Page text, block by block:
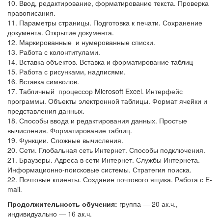
10. Ввод, редактирование, форматирование текста. Проверка
правописания.
11. Параметры страницы. Подготовка к печати. Сохранение
документа. Открытие документа.
12. Маркированные и нумерованные списки.
13. Работа с колонтитулами.
14. Вставка объектов. Вставка и форматирование таблиц
15. Работа с рисунками, надписями.
16. Вставка символов.
17. Табличный процессор Microsoft Excel. Интерфейс
программы. Объекты электронной таблицы. Формат ячейки и
представления данных.
18. Способы ввода и редактирования данных. Простые
вычисления. Форматирование таблиц.
19. Функции. Сложные вычисления.
20. Сети. Глобальная сеть Интернет. Способы подключения.
21. Браузеры. Адреса в сети Интернет. Службы Интернета.
Информационно-поисковые системы. Стратегия поиска.
22. Почтовые клиенты. Создание почтового ящика. Работа с E-
mail.
Продолжительность обучения: группа — 20 ак.ч.,
индивидуально — 16 ак.ч.